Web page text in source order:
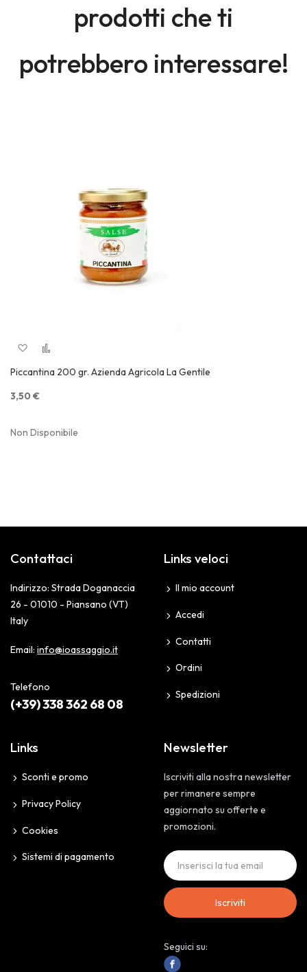
prodotti che ti
potrebbero interessare!
Aggiungi alla lista desideri
Piccantina 200 gr. Azienda Agricola La Gentile
3,50 €
Non Disponibile
Contattaci
Indirizzo: Strada Doganaccia
26 - 01010 - Piansano (VT)
Italy
Email: info@ioassaggio.it
Telefono
(+39) 338 362 68 08
Links veloci
Il mio account
Accedi
Contatti
Ordini
Spedizioni
Links
Sconti e promo
Privacy Policy
Cookies
Sistemi di pagamento
Newsletter
Iscriviti alla nostra newsletter
per rimanere sempre
aggiornato su offerte e
promozioni.
Iscriviti
Seguici su: